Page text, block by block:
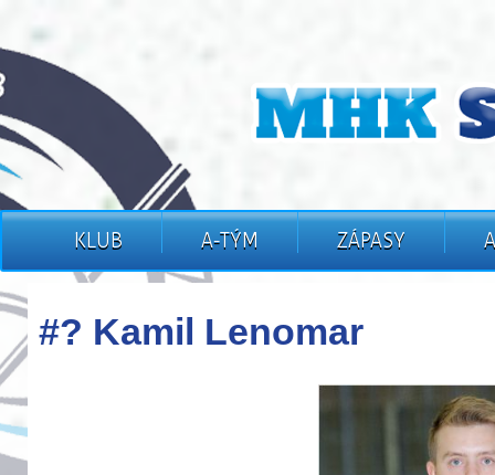
KLUB A-TÝM ZÁPASY
#? Kamil Lenomar